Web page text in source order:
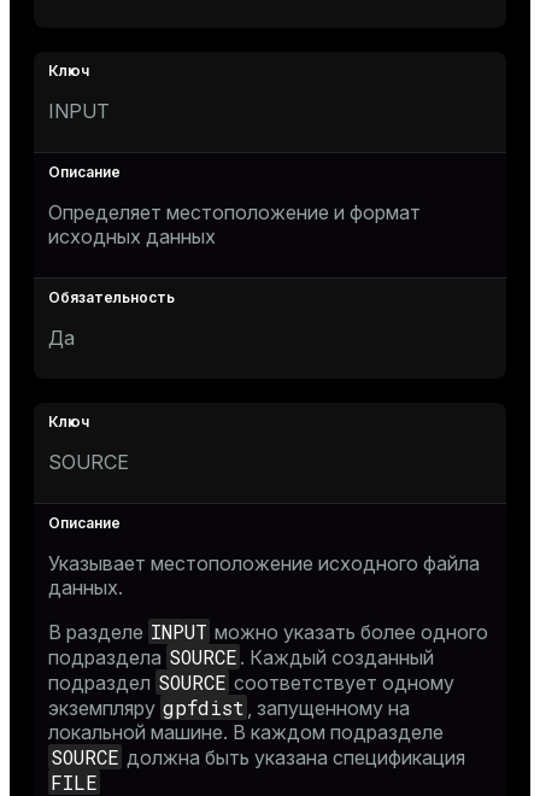
INPUT
Определяет местоположение и формат
исходных данных
Да
SOURCE
Указывает местоположение исходного файла
данных.
В разделе INPUT можно указать более одного
подраздела SOURCE . Каждый созданный
подраздел SOURCE соответствует одному
экземпляру gpfdist
, запущенному на
локальной машине. В каждом подразделе
SOURCE должна быть указана спецификация
FILE